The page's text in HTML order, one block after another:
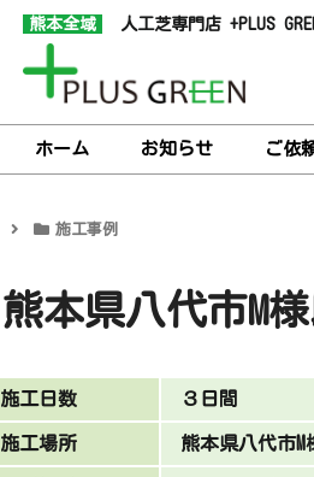
熊本全域 人工芝専門店 +PLUS
ホーム お知らせ ご依
施工事例
熊本県八代市M
施工日数 ３日間
施工場所 熊本県八代市